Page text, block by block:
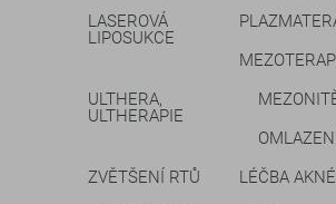
LASEROVÁ
LIPOSUKCE
ULTHERA,
ULTHERAPIE
ZVĚTŠENÍ RTŮ
LÉČBA AKNÉ